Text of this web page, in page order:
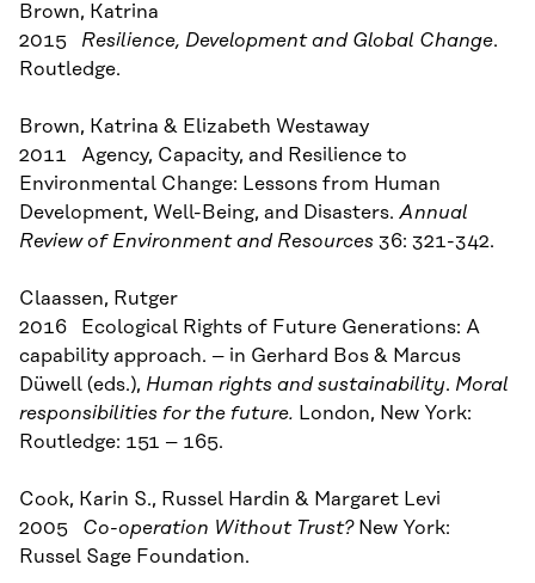
Brown, Katrina
2015 Resilience, Development and Global Change.
Routledge.
Brown, Katrina & Elizabeth Westaway
2011 Agency, Capacity, and Resilience to
Environmental Change: Lessons from Human
Development, Well-Being, and Disasters. Annual
Review of Environment and Resources 36: 321-342.
Claassen, Rutger
2016 Ecological Rights of Future Generations: A
capability approach. – in Gerhard Bos & Marcus
Düwell (eds.), Human rights and sustainability. Moral
responsibilities for the future. London, New York:
Routledge: 151 – 165.
Cook, Karin S., Russel Hardin & Margaret Levi
2005 Co-operation Without Trust?New York:
Russel Sage Foundation.